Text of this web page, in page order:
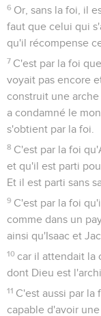
6 Or, sans la foi, il
faut que celui qui
qu'il récompense
7 C'est par la foi
voyait pas encore
construit une
a condamné le
s'obtient par la foi.
8 C'est par la foi
et qu'il est parti
Et il est parti sans
9 C'est par la foi
comme dans un
ainsi qu'Isaac et
10 car il attendait la
dont Dieu est
11 C'est aussi par la
capable d'avoir